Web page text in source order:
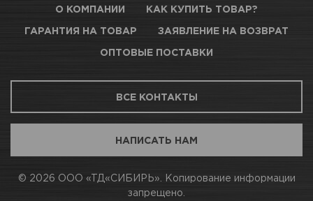
Новосибирск, Богдана Хмельницкого, 1/1
АВТОПАРК Н54
О КОМПАНИИ КАК КУПИТЬ ТОВАР?
ГАРАНТИЯ НА ТОВАР ЗАЯВЛЕНИЕ НА ВОЗВРАТ
ОПТОВЫЕ ПОСТАВКИ
ВСЕ КОНТАКТЫ
НАПИСАТЬ НАМ
© 2026 ООО «ТД«СИБИРЬ». Копирование информации
запрещено.